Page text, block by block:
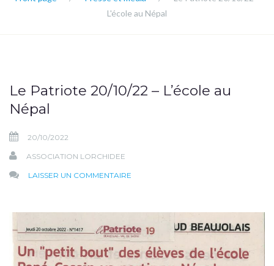
L'école au Népal
Le Patriote 20/10/22 – L’école au
Népal
20/10/2022
ASSOCIATION LORCHIDEE
LAISSER UN COMMENTAIRE
–
L’ÉCOLE